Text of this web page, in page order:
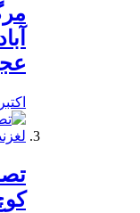
اکتبر 21, 2019